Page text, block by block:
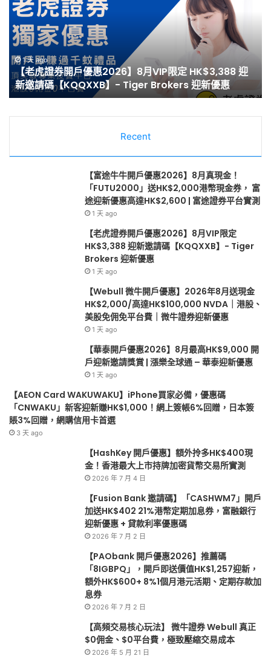
迎
惠
開
優
惠】
2026
年
8
月
HK$100,000
券
迎
新
1 天 ago
【Webull 微牛開戶優惠】2026年8月送現金
HK$2,000/高達HK$100,000 NVDA｜港股、美
免平台費｜微牛證券迎新優惠
Recent
【富途牛牛開戶優惠2026】8月真現金！
「FUTU2000」送HK$2,000港幣現金券， 富
途迎新優惠高達HK$2,600 | 富途證券平台實測
1 天 ago
【老虎證券開戶優惠2026】8月VIP限定
HK$3,388 迎新邀請碼【KQQXXB】- Tiger
Brokers 迎新優惠
1 天 ago
【Webull 微牛開戶優惠】2026年8月送現金
HK$2,000/高達HK$100,000 NVDA｜港股、
美股免佣免平台費｜微牛證券迎新優惠
1 天 ago
【華泰開戶優惠2026】8月最高HK$9,000 開
戶迎新邀請獎賞 | 漲樂全球通 – 華泰迎新優惠
1 天 ago
【AEON Card WAKUWAKU】iPhone買家必備，優惠碼
「CNWAKU」新客迎新賺HK$1,000！網上簽帳6%回贈，日本簽
賬3%回贈，網購信用卡首選
3 天 ago
【HashKey 開戶優惠】額外拎多HK$400現
金！香港最大上市持牌加密貨幣交易所實測
2026 年 7 月 4 日
【Fusion Bank 邀請碼】「CASHWM7」開戶
加送HK$402 21%港幣定期加息券，富融銀行
迎新優惠 + 貸款利率優惠碼
2026 年 7 月 2 日
【PAObank 開戶優惠2026】推薦碼
「8IGBPQ」，開戶即送價值HK$1,257迎新，
額外HK$600+ 8%1個月港元活期、定期存款加
息券
2026 年 7 月 2 日
【高頻交易核心玩法】 微牛證券 Webull 真正
$0佣金、$0平台費，極致壓縮交易成本
2026 年 5 月 21 日